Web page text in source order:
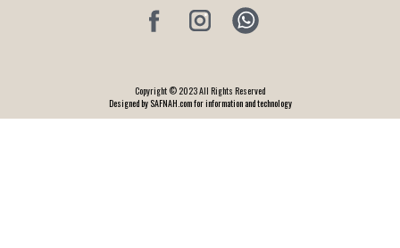
Copyright © 2023 All Rights Reserved
Designed by SAFNAH.com for information and technology